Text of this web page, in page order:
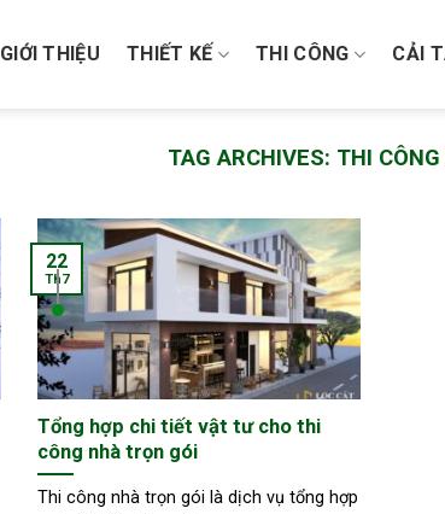
GIỚI THIỆU THIẾT KẾ THI CÔNG CẢI
TAG ARCHIVES: THI
Tổng hợp chi tiết vật tư cho thi
công nhà trọn gói
Thi công nhà trọn gói là dịch vụ tổng hợp
22
Th7